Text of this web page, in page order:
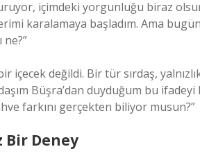
içimdeki yorgunluğu biraz
karalamaya başladım. Ama
içecek değildi. Bir tür sırdaş,
Büşra’dan duyduğum bu
farkını gerçekten biliyor musun?”
Bir Deney